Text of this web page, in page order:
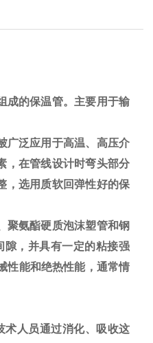
成的保温管。主要用于输
广泛应用于高温、高压介
，在管线设计时弯头部分
，选用质软回弹性好的保
聚氨酯硬质泡沫塑管和钢
，并具有一定的粘接强
性能和绝热性能，通常情
人员通过消化、吸收这